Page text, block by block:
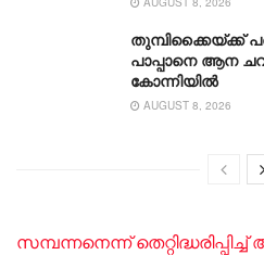
തുമ്പിക്കൈയ്ക്ക്
പാപ്പാനെ ആന
കോന്നിയിൽ
AUGUST 8, 2026
സമ്പന്നനെന്ന്